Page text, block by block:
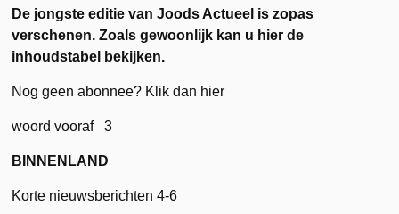
De jongste editie van Joods Actueel is zopas
verschenen. Zoals gewoonlijk kan u hier de
inhoudstabel bekijken.
Nog geen abonnee? Klik dan hier
woord vooraf 3
BINNENLAND
Korte nieuwsberichten 4-6